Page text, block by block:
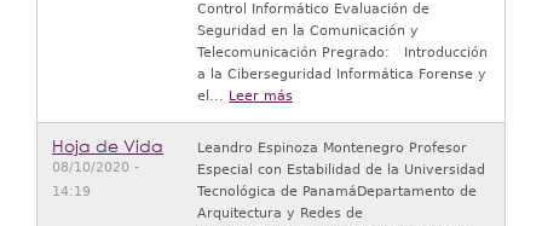
Control Informático Evaluación de
Seguridad en la Comunicación y
Telecomunicación Pregrado: Introducción
a la Ciberseguridad Informática Forense y
el... Leer más
Hoja de Vida
08/10/2020 -
14:19
Leandro Espinoza Montenegro Profesor
Especial con Estabilidad de la Universidad
Tecnológica de PanamáDepartamento de
Arquitectura y Redes de